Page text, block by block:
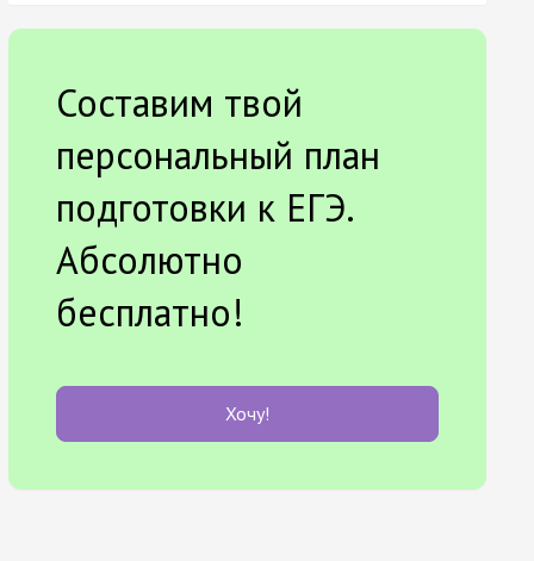
Составим твой
персональный план
подготовки к ЕГЭ.
Абсолютно
бесплатно!
Хочу!